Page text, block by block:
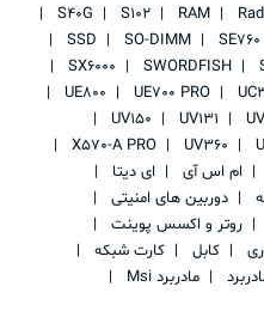
RAM
S102
S40G
SE760
SO-DIMM
SSD
SWORDFISH
SX6000
UE700 PRO
UE800
UV131
UV150
UV360
X570-A PRO
ام اس آی
ای دیتا
دوربین های امنیتی
روتر و اکسس پوینت
کابل
کارت شبکه
مادربرد Msi